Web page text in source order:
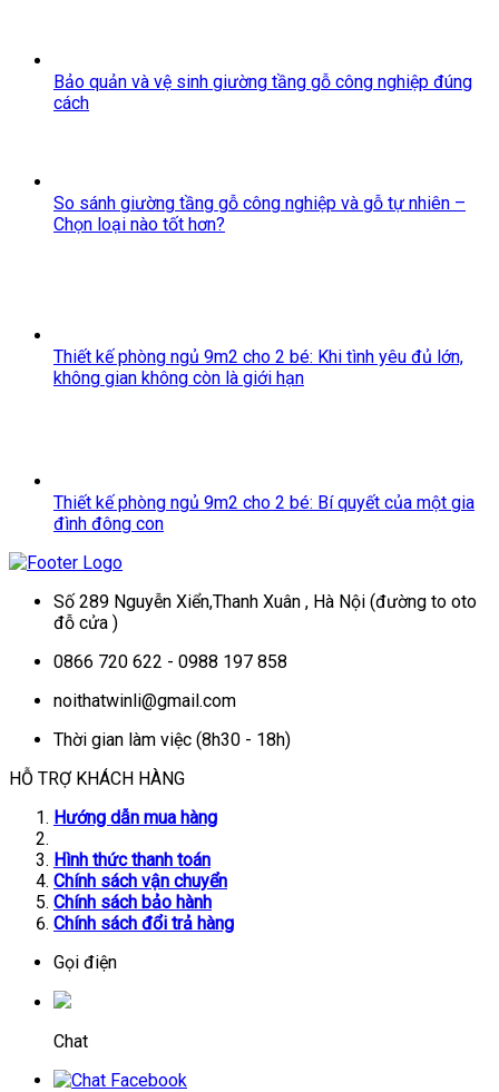
Bảo quản và vệ sinh giường tầng gỗ công nghiệp đúng
cách
So sánh giường tầng gỗ công nghiệp và gỗ tự nhiên –
Chọn loại nào tốt hơn?
Thiết kế phòng ngủ 9m2 cho 2 bé: Khi tình yêu đủ lớn,
không gian không còn là giới hạn
Thiết kế phòng ngủ 9m2 cho 2 bé: Bí quyết của một gia
đình đông con
Số 289 Nguyễn Xiển,Thanh Xuân , Hà Nội (đường to oto
đỗ cửa )
0866 720 622 - 0988 197 858
noithatwinli@gmail.com
Thời gian làm việc (8h30 - 18h)
HỖ TRỢ KHÁCH HÀNG
Hướng dẫn mua hàng
Hình thức thanh toán
Chính sách vận chuyển
Chính sách bảo hành
Chính sách đổi trả hàng
Gọi điện
Chat